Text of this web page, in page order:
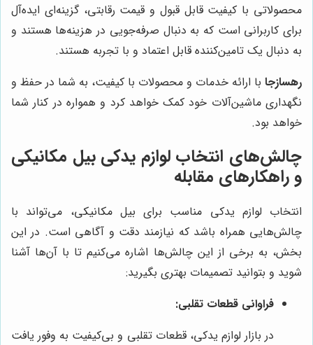
محصولاتی با کیفیت قابل قبول و قیمت رقابتی، گزینه‌ای ایده‌آل
برای کاربرانی است که به دنبال صرفه‌جویی در هزینه‌ها هستند و
به دنبال یک تامین‌کننده قابل اعتماد و با تجربه هستند.
رهسازجا با ارائه خدمات و محصولات با کیفیت، به شما در حفظ و
نگهداری ماشین‌آلات خود کمک خواهد کرد و همواره در کنار شما
خواهد بود.
چالش‌های انتخاب لوازم یدکی بیل مکانیکی
و راهکارهای مقابله
انتخاب لوازم یدکی مناسب برای بیل مکانیکی، می‌تواند با
چالش‌هایی همراه باشد که نیازمند دقت و آگاهی است. در این
بخش، به برخی از این چالش‌ها اشاره می‌کنیم تا با آن‌ها آشنا
شوید و بتوانید تصمیمات بهتری بگیرید:
فراوانی قطعات تقلبی:
در بازار لوازم یدکی، قطعات تقلبی و بی‌کیفیت به وفور یافت